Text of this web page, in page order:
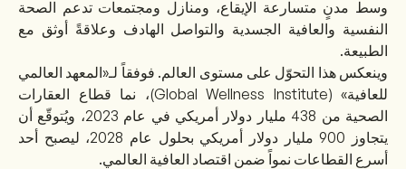
وسط مدنٍ متسارعة الإيقاع، ومنازل ومجتمعات تدعم الصحة
النفسية والعافية الجسدية والتواصل الهادف وعلاقةً أوثق مع
الطبيعة.
وينعكس هذا التحوّل على مستوى العالم. فوفقاً لـ«المعهد العالمي
للعافية» (Global Wellness Institute)، نما قطاع العقارات
الصحية من 438 مليار دولار أمريكي في عام 2023، ويُتوقّع أن
يتجاوز 900 مليار دولار أمريكي بحلول عام 2028، ليصبح أحد
أسرع القطاعات نمواً ضمن اقتصاد العافية العالمي.